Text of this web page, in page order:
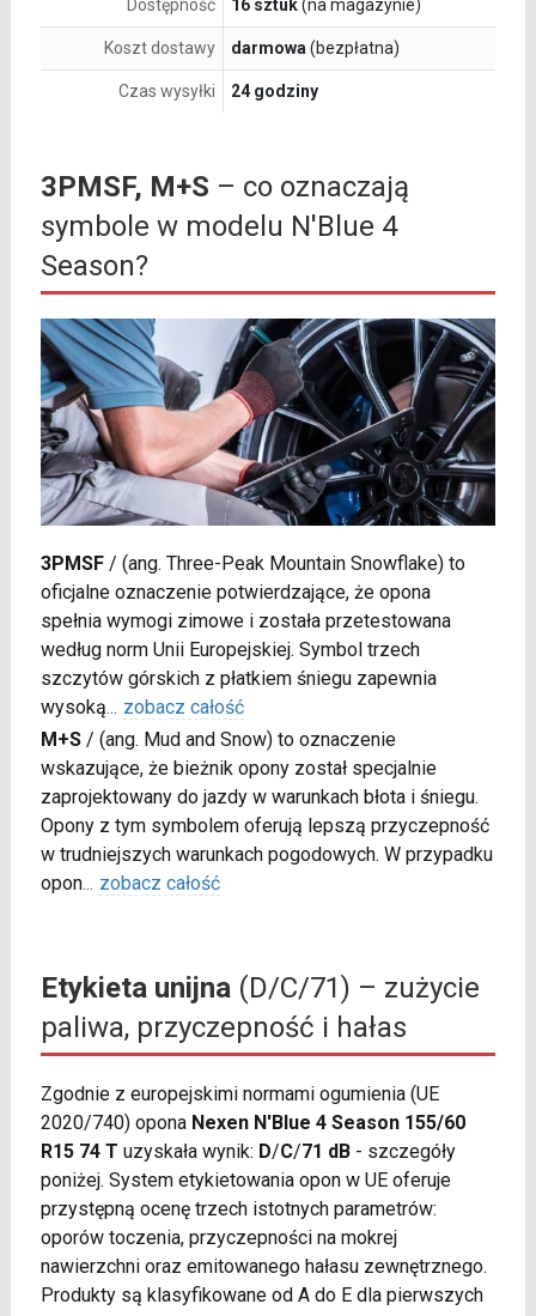
Dostępność 16 sztuk(na magazynie)
Koszt dostawy darmowa (bezpłatna)
Czas wysyłki 24 godziny
3PMSF, M+S – co oznaczają
symbole w modelu N'Blue 4
Season?
3PMSF/ (ang. Three-Peak Mountain Snowflake) to
oficjalne oznaczenie potwierdzające, że opona
spełnia wymogi zimowe i została przetestowana
według norm Unii Europejskiej. Symbol trzech
szczytów górskich z płatkiem śniegu zapewnia
wysoką... zobacz całość
M+S/ (ang. Mud and Snow) to oznaczenie
wskazujące, że bieżnik opony został specjalnie
zaprojektowany do jazdy w warunkach błota i śniegu.
Opony z tym symbolem oferują lepszą przyczepność
w trudniejszych warunkach pogodowych. W przypadku
opon... zobacz całość
Etykieta unijna(D/C/71) – zużycie
paliwa, przyczepność i hałas
Zgodnie z europejskimi normami ogumienia (UE
2020/740) opona Nexen N'Blue 4 Season 155/60
R15 74 T uzyskała wynik: D/C/71 dB- szczegóły
poniżej. System etykietowania opon w UE oferuje
przystępną ocenę trzech istotnych parametrów:
oporów toczenia, przyczepności na mokrej
nawierzchni oraz emitowanego hałasu zewnętrznego.
Produkty są klasyfikowane od A do E dla pierwszych